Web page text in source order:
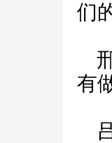
们
有